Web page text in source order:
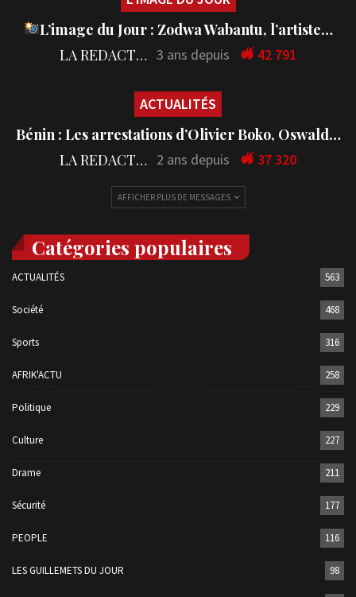
L’image du Jour : Zodwa Wabantu, l’artiste…
LA REDACTION 3 ans depuis 42 791
ACTUALITÉS
Bénin : Les arrestations d’Olivier Boko, Oswald…
LA REDACTION 2 ans depuis 37 320
AFFICHER PLUS DE MESSAGES
Catégories populaires
ACTUALITÉS 563
Société 468
Sports 316
AFRIK'ACTU 258
Politique 229
Culture 227
Drame 211
Sécurité 177
PEOPLE 116
LES GUILLEMETS DU JOUR 98